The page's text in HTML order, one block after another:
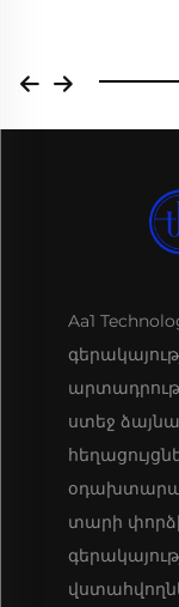
Aa1
ստեջ
տարի